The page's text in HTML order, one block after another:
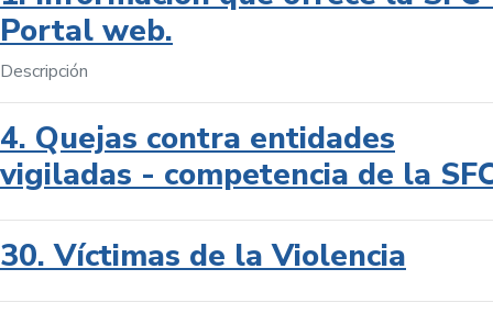
Portal web.
Descripción
4. Quejas contra entidades
vigiladas - competencia de la
30. Víctimas de la Violencia